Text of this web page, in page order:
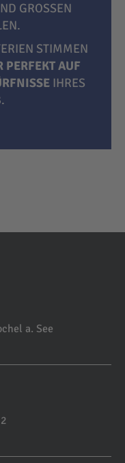
GROSSEN P
STIMMEN
PERFEKT AUF
IHRES
a. See